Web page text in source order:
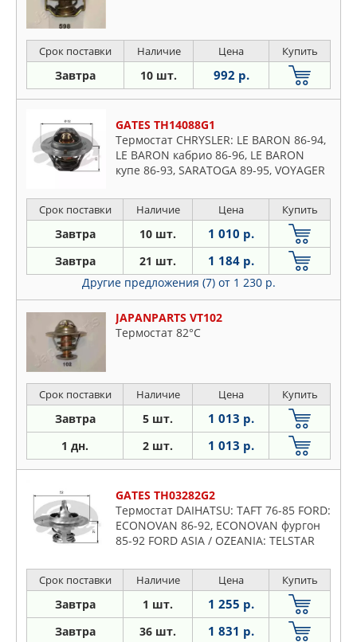
Срок поставки Наличие Цена Купить
Завтра 10 шт. 992 р.
GATES TH14088G1
Термостат CHRYSLER: LE BARON 86-94,
LE BARON кабрио 86-96, LE BARON
купе 86-93, SARATOGA 89-95, VOYAGER
CHARADE III 87-93,
Срок поставки Наличие Цена Купить
Завтра 10 шт. 1 010 р.
Завтра 21 шт. 1 184 р.
Другие предложения (7) от 1 230 р.
JAPANPARTS VT102
Термостат 82°C
Срок поставки Наличие Цена Купить
Завтра 5 шт. 1 013 р.
1 дн. 2 шт. 1 013 р.
GATES TH03282G2
Термостат DAIHATSU: TAFT 76-85 FORD:
ECONOVAN 86-92, ECONOVAN фургон
85-92 FORD ASIA / OZEANIA: TELSTAR
TRACKER Station W
Срок поставки Наличие Цена Купить
Завтра 1 шт. 1 255 р.
Завтра 36 шт. 1 831 р.